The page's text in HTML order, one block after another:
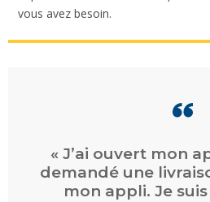
vous avez besoin.
« Commande en
rapide. Facturation
ligne